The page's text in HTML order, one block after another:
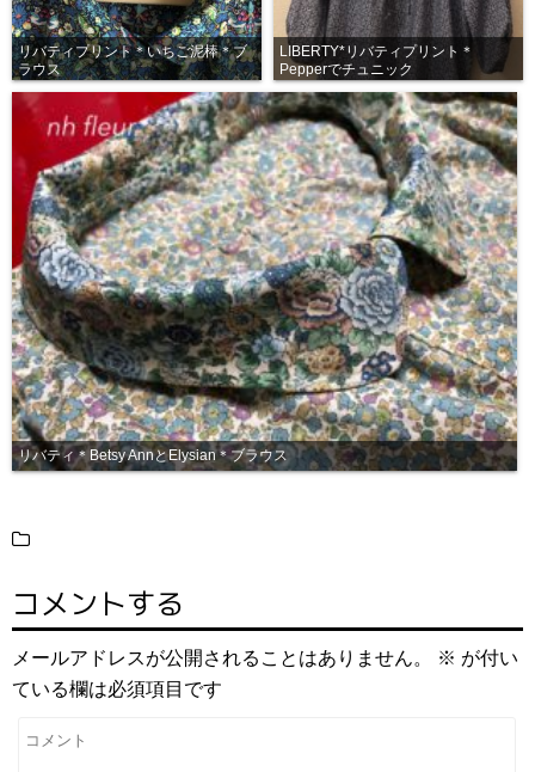
リバティプリント＊いちご泥棒＊ブ
ラウス
LIBERTY*リバティプリント＊
Pepperでチュニック
リバティ＊Betsy AnnとElysian＊ブラウス
コメントする
メールアドレスが公開されることはありません。 ※ が付い
ている欄は必須項目です